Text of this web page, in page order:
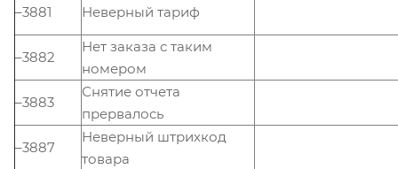
–3881 Неверный тариф
–3882
Нет заказа с таким
номером
–3883
Снятие отчета
прервалось
–3887
Неверный штрихкод
товара